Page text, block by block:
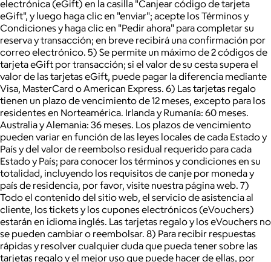
electrónica (eGift) en la casilla "Canjear código de tarjeta
eGift", y luego haga clic en "enviar"; acepte los Términos y
Condiciones y haga clic en "Pedir ahora" para completar su
reserva y transacción; en breve recibirá una confirmación por
correo electrónico. 5) Se permite un máximo de 2 códigos de
tarjeta eGift por transacción; si el valor de su cesta supera el
valor de las tarjetas eGift, puede pagar la diferencia mediante
Visa, MasterCard o American Express. 6) Las tarjetas regalo
tienen un plazo de vencimiento de 12 meses, excepto para los
residentes en Norteamérica. Irlanda y Rumanía: 60 meses.
Australia y Alemania: 36 meses. Los plazos de vencimiento
pueden variar en función de las leyes locales de cada Estado y
País y del valor de reembolso residual requerido para cada
Estado y País; para conocer los términos y condiciones en su
totalidad, incluyendo los requisitos de canje por moneda y
país de residencia, por favor, visite nuestra página web. 7)
Todo el contenido del sitio web, el servicio de asistencia al
cliente, los tickets y los cupones electrónicos (eVouchers)
estarán en idioma inglés. Las tarjetas regalo y los eVouchers no
se pueden cambiar o reembolsar. 8) Para recibir respuestas
rápidas y resolver cualquier duda que pueda tener sobre las
tarjetas regalo y el mejor uso que puede hacer de ellas, por